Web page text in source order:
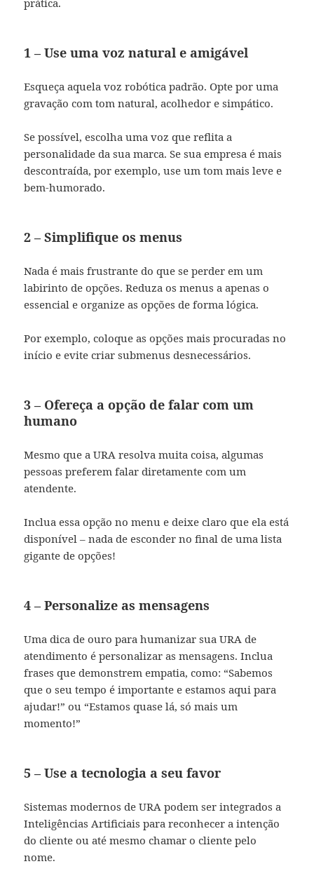
1 – Use uma voz natural e amigável
Esqueça aquela voz robótica padrão. Opte por uma
gravação com tom natural, acolhedor e simpático.
Se possível, escolha uma voz que reflita a
personalidade da sua marca. Se sua empresa é mais
descontraída, por exemplo, use um tom mais leve e
bem-humorado.
2 – Simplifique os menus
Nada é mais frustrante do que se perder em um
labirinto de opções. Reduza os menus a apenas o
essencial e organize as opções de forma lógica.
Por exemplo, coloque as opções mais procuradas no
início e evite criar submenus desnecessários.
3 – Ofereça a opção de falar com um
humano
Mesmo que a URA resolva muita coisa, algumas
pessoas preferem falar diretamente com um
atendente.
Inclua essa opção no menu e deixe claro que ela está
disponível – nada de esconder no final de uma lista
gigante de opções!
4 – Personalize as mensagens
Uma dica de ouro para humanizar sua URA de
atendimento é personalizar as mensagens. Inclua
frases que demonstrem empatia, como: “Sabemos
que o seu tempo é importante e estamos aqui para
ajudar!” ou “Estamos quase lá, só mais um
momento!”
5 – Use a tecnologia a seu favor
Sistemas modernos de URA podem ser integrados a
Inteligências Artificiais para reconhecer a intenção
do cliente ou até mesmo chamar o cliente pelo
nome.